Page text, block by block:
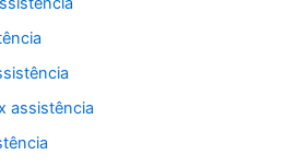
assistência